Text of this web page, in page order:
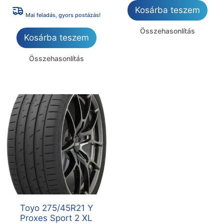
Mai feladás, gyors postázás!
Kosárba teszem
Összehasonlítás
Kosárba teszem
Összehasonlítás
Toyo 275/45R21 Y
Proxes Sport 2 XL